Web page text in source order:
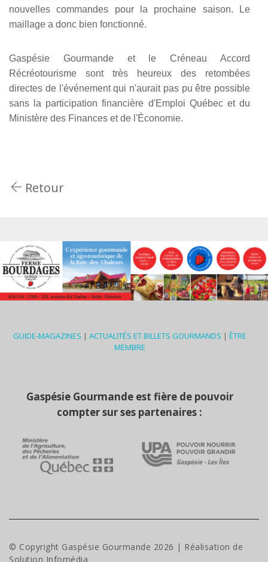
nouvelles commandes pour la prochaine saison. Le
maillage a donc bien fonctionné.
Gaspésie Gourmande et le Créneau Accord
Récréotourisme sont très heureux des retombées
directes de l'événement qui n'aurait pas pu être possible
sans la participation financière d'Emploi Québec et du
Ministère des Finances et de l'Économie.
Retour
GUIDE-MAGAZINES | ACTUALITÉS ET BILLETS GOURMANDS | ÊTRE
MEMBRE
Gaspésie Gourmande est fière de pouvoir
compter sur ses partenaires :
© Copyright Gaspésie Gourmande 2026 | Réalisation de
Solution Infomédia